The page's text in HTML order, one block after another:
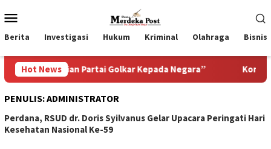
ke
kontenMobile
Berita Investigasi Hukum Kriminal Olahraga Bisnis
Hot NewsPartai Golkar Kepada Negara” Komitmen
PENULIS:ADMINISTRATOR
Perdana, RSUD dr. Doris Syilvanus Gelar Upacara Peringati Hari
Kesehatan Nasional Ke-59